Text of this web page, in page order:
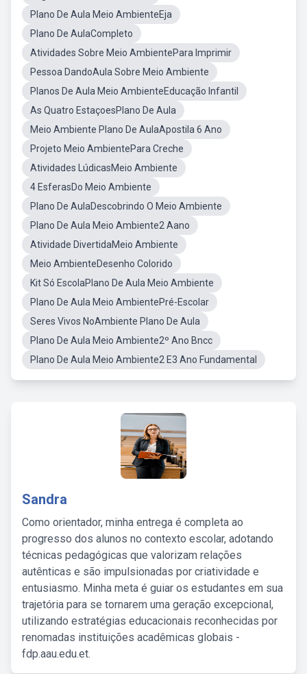
Plano De Aula Meio AmbienteEja
Plano De AulaCompleto
Atividades Sobre Meio AmbientePara Imprimir
Pessoa DandoAula Sobre Meio Ambiente
Planos De Aula Meio AmbienteEducação Infantil
As Quatro EstaçoesPlano De Aula
Meio Ambiente Plano De AulaApostila 6 Ano
Projeto Meio AmbientePara Creche
Atividades LúdicasMeio Ambiente
4 EsferasDo Meio Ambiente
Plano De AulaDescobrindo O Meio Ambiente
Plano De Aula Meio Ambiente2 Aano
Atividade DivertidaMeio Ambiente
Meio AmbienteDesenho Colorido
Kit Só EscolaPlano De Aula Meio Ambiente
Plano De Aula Meio AmbientePré-Escolar
Seres Vivos NoAmbiente Plano De Aula
Plano De Aula Meio Ambiente2º Ano Bncc
Plano De Aula Meio Ambiente2 E3 Ano Fundamental
Sandra
Como orientador, minha entrega é completa ao
progresso dos alunos no contexto escolar, adotando
técnicas pedagógicas que valorizam relações
autênticas e são impulsionadas por criatividade e
entusiasmo. Minha meta é guiar os estudantes em sua
trajetória para se tornarem uma geração excepcional,
utilizando estratégias educacionais reconhecidas por
renomadas instituições acadêmicas globais -
fdp.aau.edu.et.